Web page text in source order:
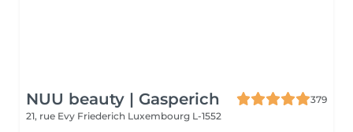
NUU beauty | Gasperich
379
21, rue Evy Friederich Luxembourg L-1552